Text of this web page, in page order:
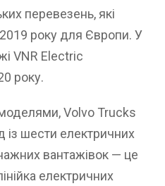
перевезень, які
року для Європи. У
VNR Electric
року.
Volvo Trucks
шести електричних
вантажівок — це
електричних